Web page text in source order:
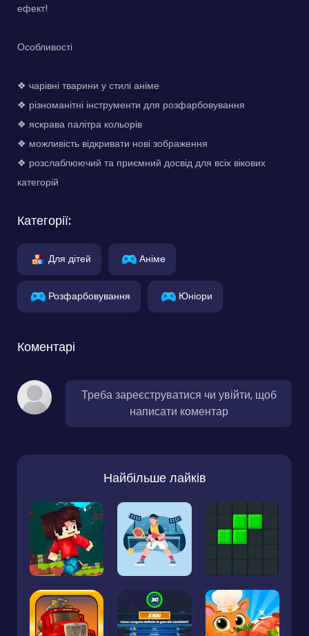
ефект!
Особливості
❖ чарівні тварини у стилі аніме
❖ різноманітні інструменти для розфарбовування
❖ яскрава палітра кольорів
❖ можливість відкривати нові зображення
❖ розслаблюючий та приємний досвід для всіх вікових
категорій
Категорії:
Для дітей Аніме
Розфарбовування Юніори
Коментарі
Треба зареєструватися чи увійти, щоб
написати коментар
Найбільше лайків